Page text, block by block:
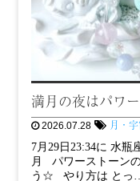
満月の夜はパワ
2026.07.28 月・
7月29日23:34に 水
月 パワーストーン
う☆ やり方は とっ